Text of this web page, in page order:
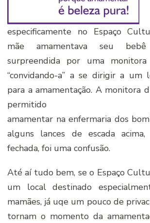
especificamente no Espaço
mãe amamentava seu
surpreendida por uma
“convidando-a” a se dirigir a um
para a amamentação. A monitora
permitido
amamentar na enfermaria dos
alguns lances de escada
fechada, foi uma confusão.
Até aí tudo bem, se o Espaço
um local destinado
mamães, já uqe um pouco de
tornam o momento da